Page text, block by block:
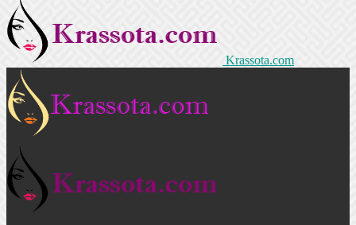
Krassota.com